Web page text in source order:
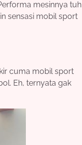
mesinnya tuh
sensasi mobil sport
cuma mobil sport
Eh, ternyata gak